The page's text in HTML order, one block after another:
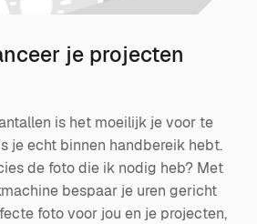
je projecten
is het moeilijk je voor te
je echt binnen handbereik hebt.
de foto die ik nodig heb? Met
bespaar je uren gericht
foto voor jou en je projecten,